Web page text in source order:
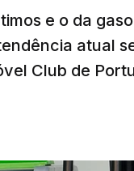
e o da
atual
Club de